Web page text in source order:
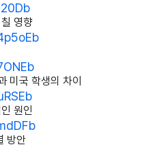
영향
미국 학생의 차이
원인
방안